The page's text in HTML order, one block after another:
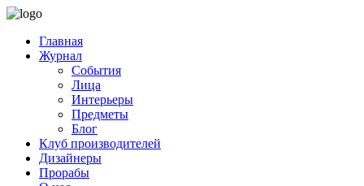
Главная
Журнал
События
Лица
Интерьеры
Предметы
Блог
Клуб производителей
Дизайнеры
Прорабы